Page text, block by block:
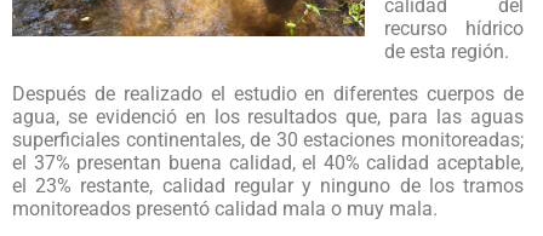
calidad del
recurso hídrico
de esta región.
Después de realizado el estudio en diferentes cuerpos de
agua, se evidenció en los resultados que, para las aguas
superficiales continentales, de 30 estaciones monitoreadas;
el 37% presentan buena calidad, el 40% calidad aceptable,
el 23% restante, calidad regular y ninguno de los tramos
monitoreados presentó calidad mala o muy mala.